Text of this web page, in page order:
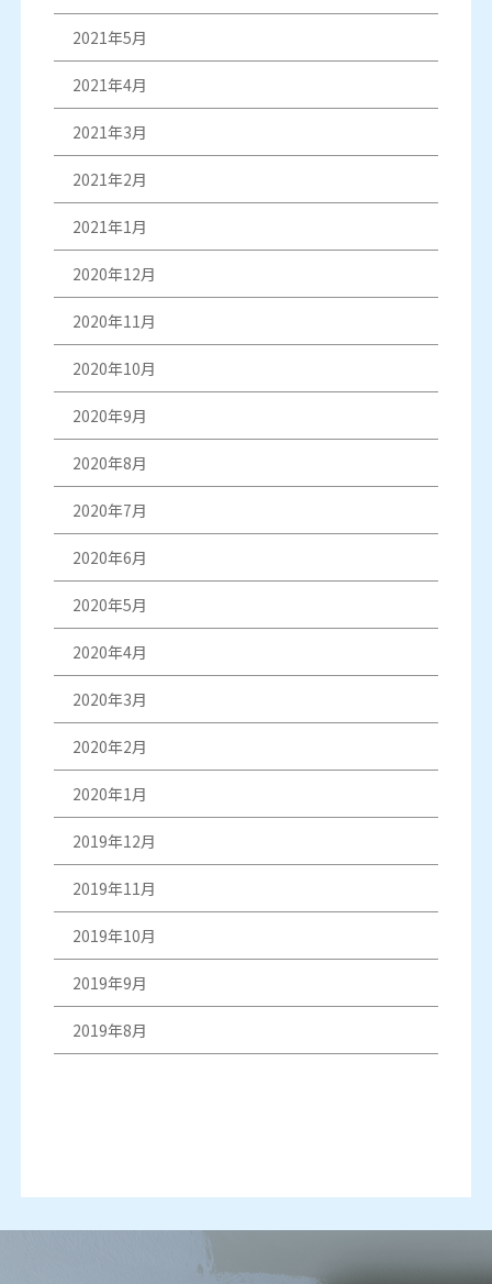
2021年5月
2021年4月
2021年3月
2021年2月
2021年1月
2020年12月
2020年11月
2020年10月
2020年9月
2020年8月
2020年7月
2020年6月
2020年5月
2020年4月
2020年3月
2020年2月
2020年1月
2019年12月
2019年11月
2019年10月
2019年9月
2019年8月